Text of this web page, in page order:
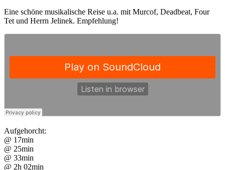
Eine schöne musikalische Reise u.a. mit Murcof, Deadbeat, Four
Tet und Herrn Jelinek. Empfehlung!
Aufgehorcht:
@ 17min
@ 25min
@ 33min
@ 2h 02min